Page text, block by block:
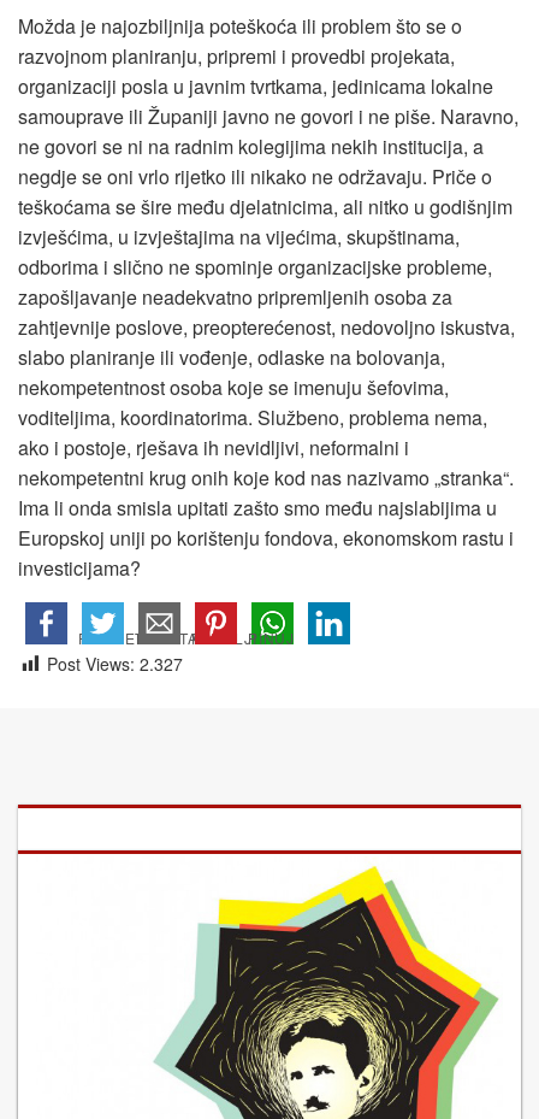
Možda je najozbiljnija poteškoća ili problem što se o
razvojnom planiranju, pripremi i provedbi projekata,
organizaciji posla u javnim tvrtkama, jedinicama lokalne
samouprave ili Županiji javno ne govori i ne piše. Naravno,
ne govori se ni na radnim kolegijima nekih institucija, a
negdje se oni vrlo rijetko ili nikako ne održavaju. Priče o
teškoćama se šire među djelatnicima, ali nitko u godišnjim
izvješćima, u izvještajima na vijećima, skupštinama,
odborima i slično ne spominje organizacijske probleme,
zapošljavanje neadekvatno pripremljenih osoba za
zahtjevnije poslove, preopterećenost, nedovoljno iskustva,
slabo planiranje ili vođenje, odlaske na bolovanja,
nekompetentnost osoba koje se imenuju šefovima,
voditeljima, koordinatorima. Službeno, problema nema,
ako i postoje, rješava ih nevidljivi, neformalni i
nekompetentni krug onih koje kod nas nazivamo „stranka“.
Ima li onda smisla upitati zašto smo među najslabijima u
Europskoj uniji po korištenju fondova, ekonomskom rastu i
investicijama?
Post Views: 2.327